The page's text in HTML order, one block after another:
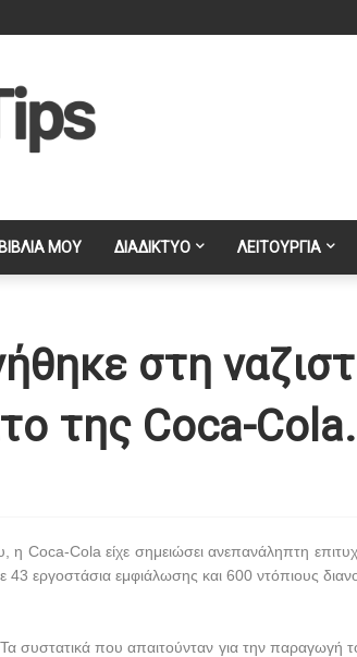
ΜΟΥ ΔΙΑΔΙΚΤΥΟ ΛΕΙΤΟΥΡΓΙΑ
στη
της Coca-
η Coca-Cola είχε σημειώσει ανεπανάληπτη
43 εργοστάσια εμφιάλωσης και 600 ντόπιους
συστατικά που απαιτούνταν για την παραγωγή